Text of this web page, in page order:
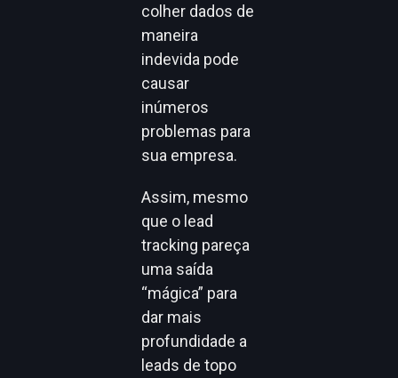
colher dados de
maneira
indevida pode
causar
inúmeros
problemas para
sua empresa.
Assim, mesmo
que o lead
tracking pareça
uma saída
“mágica” para
dar mais
profundidade a
leads de topo